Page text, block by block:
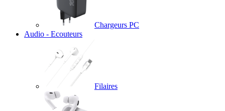
Chargeurs PC
Audio - Ecouteurs
Filaires